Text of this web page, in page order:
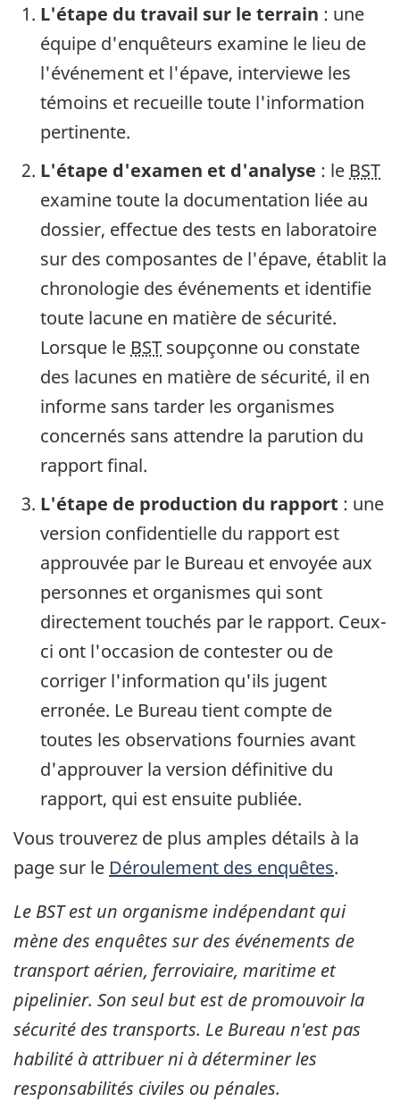
L'étape du travail sur le terrain : une
équipe d'enquêteurs examine le lieu de
l'événement et l'épave, interviewe les
témoins et recueille toute l'information
pertinente.
L'étape d'examen et d'analyse : le BST
examine toute la documentation liée au
dossier, effectue des tests en laboratoire
sur des composantes de l'épave, établit la
chronologie des événements et identifie
toute lacune en matière de sécurité.
Lorsque le BST soupçonne ou constate
des lacunes en matière de sécurité, il en
informe sans tarder les organismes
concernés sans attendre la parution du
rapport final.
L'étape de production du rapport : une
version confidentielle du rapport est
approuvée par le Bureau et envoyée aux
personnes et organismes qui sont
directement touchés par le rapport. Ceux-
ci ont l'occasion de contester ou de
corriger l'information qu'ils jugent
erronée. Le Bureau tient compte de
toutes les observations fournies avant
d'approuver la version définitive du
rapport, qui est ensuite publiée.
Vous trouverez de plus amples détails à la
page sur le Déroulement des enquêtes.
Le BST est un organisme indépendant qui
mène des enquêtes sur des événements de
transport aérien, ferroviaire, maritime et
pipelinier. Son seul but est de promouvoir la
sécurité des transports. Le Bureau n'est pas
habilité à attribuer ni à déterminer les
responsabilités civiles ou pénales.